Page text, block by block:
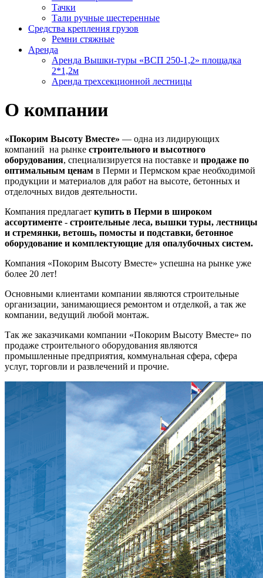
Тачки
Тали ручные шестеренные
Средства крепления грузов
Ремни стяжные
Аренда
Аренда Вышки-туры «ВСП 250-1,2» площадка
2*1,2м
Аренда трехсекционной лестницы
О компании
«Покорим Высоту Вместе» — одна из лидирующих
компаний на рынке строительного и высотного
оборудования, специализируется на поставке и продаже по
оптимальным ценам в Перми и Пермском крае необходимой
продукции и материалов для работ на высоте, бетонных и
отделочных видов деятельности.
Компания предлагает купить в Перми в широком
ассортименте - строительные леса, вышки туры, лестницы
и стремянки, ветошь, помосты и подставки, бетонное
оборудование и комплектующие для опалубочных систем.
Компания «Покорим Высоту Вместе» успешна на рынке уже
более 20 лет!
Основными клиентами компании являются строительные
организации, занимающиеся ремонтом и отделкой, а так же
компании, ведущий любой монтаж.
Так же заказчиками компании «Покорим Высоту Вместе» по
продаже строительного оборудования являются
промышленные предприятия, коммунальная сфера, сфера
услуг, торговли и развлечений и прочие.